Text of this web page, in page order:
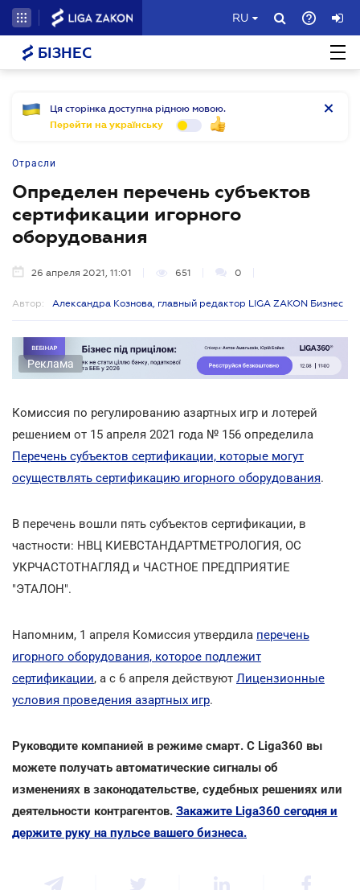
RU
БІЗНЕС
Ця сторінка доступна рідною мовою.
Перейти на українську
Отрасли
Определен перечень субъектов
сертификации игорного
оборудования
26 апреля 2021, 11:01 651 0
Автор: Александра Кознова, главный редактор LIGA ZAKON Бизнес
Реклама
Комиссия по регулированию азартных игр и лотерей
решением от 15 апреля 2021 года № 156 определила
Перечень субъектов сертификации, которые могут
осуществлять сертификацию игорного оборудования.
В перечень вошли пять субъектов сертификации, в
частности: НВЦ КИЕВСТАНДАРТМЕТРОЛОГИЯ, ОС
УКРЧАСТОТНАГЛЯД и ЧАСТНОЕ ПРЕДПРИЯТИЕ
"ЭТАЛОН".
Напомним, 1 апреля Комиссия утвердила перечень
игорного оборудования, которое подлежит
сертификации, а с 6 апреля действуют Лицензионные
условия проведения азартных игр.
Руководите компанией в режиме смарт. С Liga360 вы
можете получать автоматические сигналы об
изменениях в законодательстве, судебных решениях или
деятельности контрагентов. Закажите Liga360 сегодня и
держите руку на пульсе вашего бизнеса.